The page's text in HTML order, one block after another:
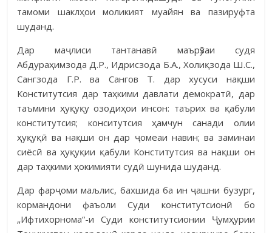
тамо­ми шаклҳои моликият муайян ва па­зируфта
шуданд.
Дар маҷлиси тантанавӣ маърӯзаи судя
Абдураҳимзода Д.Р., Ид­рисзода Б.А., Холиқзода Ш.С.,
Сангзода Г.Р. ва Сангов Т. дар хусуси нақ­ши
Конститутсия дар таҳкими давлати демократӣ, дар
таъмини ҳуқуқу озо­диҳои инсон: таърих ва қабули
конститутсия; конситутсия ҳамчун са­нади олии
ҳуқуқӣ ва нақши он дар ҷомеаи навин; ва заминаи
сиёсӣ ва ҳу­қуқии қабули Конститутсия ва нақши он
дар таҳкими ҳокимияти судӣ шу­нида шуданд.
Дар фарҷоми маљлис, бахшида ба ин ҷашни бузург,
кормандони фаъоли Суди конститутсионӣ бо
„Ифтихорнома“-и Суди консти­тут­си­о­нии Ҷумҳурии